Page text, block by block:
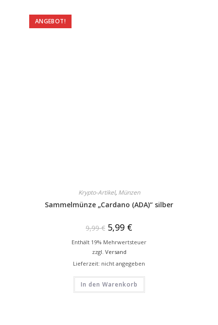
ANGEBOT!
Krypto-Artikel, Münzen
Sammelmünze „Cardano (ADA)“ silber
9,99€ 5,99 €
Enthält 19% Mehrwertsteuer
zzgl. Versand
Lieferzeit: nicht angegeben
In den Warenkorb